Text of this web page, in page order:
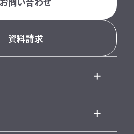
資料請求